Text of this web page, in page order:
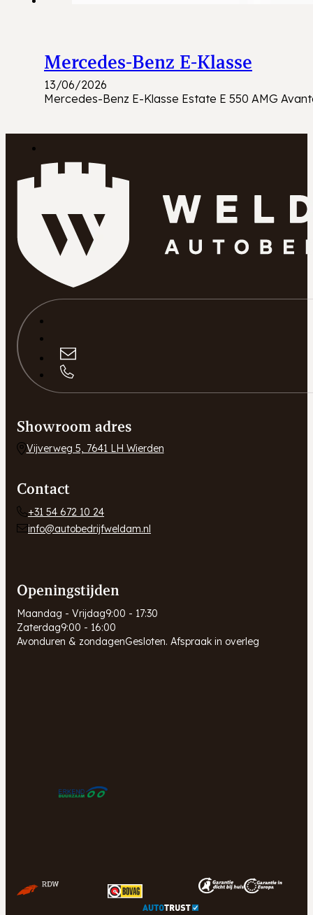
Mercedes-Benz E-Klasse
13/06/2026
Mercedes-Benz E-Klasse Estate E 550 AMG
Showroom adres
Vijverweg 5, 7641 LH Wierden
Contact
+31 54 672 10 24
info@autobedrijfweldam.nl
Openingstijden
Maandag - Vrijdag9:00 - 17:30
Zaterdag9:00 - 16:00
Avonduren & zondagenGesloten. Afspraak in overleg